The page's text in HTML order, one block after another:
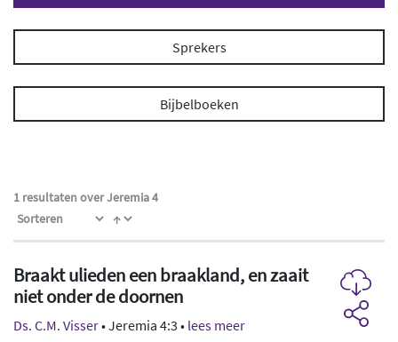
Sprekers
Bijbelboeken
1 resultaten over Jeremia 4
Braakt ulieden een braakland, en zaait
niet onder de doornen
Ds. C.M. Visser• Jeremia 4:3 • lees meer